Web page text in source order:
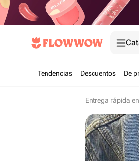
Tendencias Descuentos De
Entrega rápida